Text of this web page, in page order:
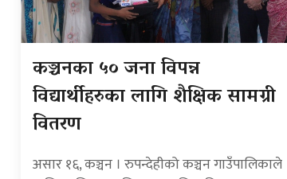
कञ्चनका ५० जना विपन्न
विद्यार्थीहरुका लागि शैक्षिक सामग्री
वितरण
असार १६, कञ्चन । रुपन्देहीको कञ्चन गाउँपालिकाले